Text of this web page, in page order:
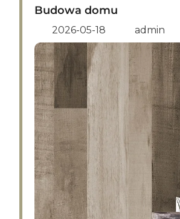
Budowa domu
2026-05-18 admin